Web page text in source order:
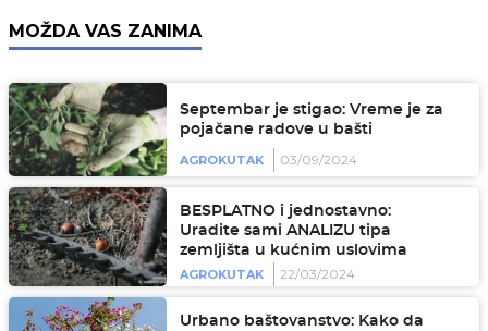
MOŽDA VAS ZANIMA
Septembar je stigao: Vreme je za
pojačane radove u bašti
AGROKUTAK 03/09/2024
BESPLATNO i jednostavno:
Uradite sami ANALIZU tipa
zemljišta u kućnim uslovima
AGROKUTAK
22/03/2024
Urbano baštovanstvo: Kako da